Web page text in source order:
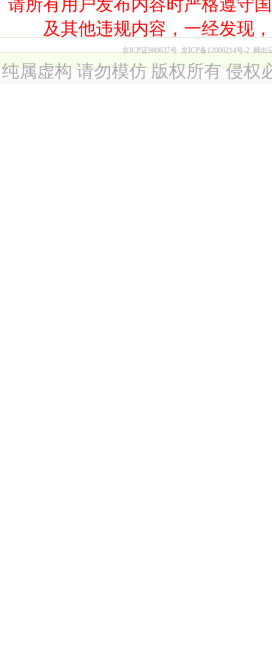
请所有用户发布内容时严格遵守
及其他违规内容，一经发现
京ICP证080637号 京ICP备12006214号-2 网出
纯属虚构 请勿模仿 版权所有 侵权